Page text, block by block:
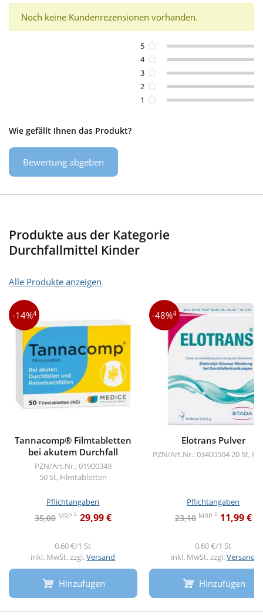
Noch keine Kundenrezensionen vorhanden.
5
4
3
2
1
Wie gefällt Ihnen das Produkt?
Bewertung abgeben
Produkte aus der Kategorie
Durchfallmittel Kinder
Alle Produkte anzeigen
-14%4
Tannacomp® Filmtabletten
bei akutem Durchfall
PZN/Art.Nr.: 01900349
50 St, Filmtabletten
Pflichtangaben
35,00 MRP 2 29,99 €
0,60 €/1 St
inkl. MwSt. zzgl.Versand
Hinzufügen
-48%4
Elotrans Pulver
PZN/Art.Nr.: 0340050420 St,
Pflichtangaben
23,10 MRP 2 11,99 €
0,60 €/1 St
inkl. MwSt. zzgl.Versand
Hinzufügen